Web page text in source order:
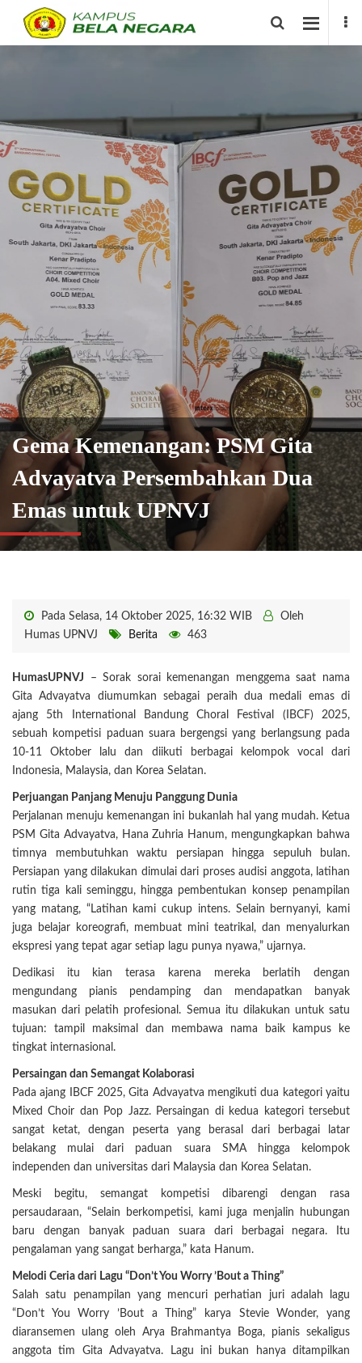
Gema Kemenangan: PSM Gita
Advayatva Persembahkan Dua
Emas untuk UPNVJ
Pada Selasa, 14 Oktober 2025, 16:32 WIB
Oleh
Humas UPNVJ
Berita 463
HumasUPNVJ – Sorak sorai kemenangan menggema saat nama
Gita Advayatva diumumkan sebagai peraih dua medali emas di
ajang 5th International Bandung Choral Festival (IBCF) 2025,
sebuah kompetisi paduan suara bergengsi yang berlangsung pada
10-11 Oktober lalu dan diikuti berbagai kelompok vocal dari
Indonesia, Malaysia, dan Korea Selatan.
Perjuangan Panjang Menuju Panggung Dunia
Perjalanan menuju kemenangan ini bukanlah hal yang mudah. Ketua
PSM Gita Advayatva, Hana Zuhria Hanum, mengungkapkan bahwa
timnya membutuhkan waktu persiapan hingga sepuluh bulan.
Persiapan yang dilakukan dimulai dari proses audisi anggota, latihan
rutin tiga kali seminggu, hingga pembentukan konsep penampilan
yang matang, “Latihan kami cukup intens. Selain bernyanyi, kami
juga belajar koreografi, membuat mini teatrikal, dan menyalurkan
ekspresi yang tepat agar setiap lagu punya nyawa,” ujarnya.
Dedikasi itu kian terasa karena mereka berlatih dengan
mengundang pianis pendamping dan mendapatkan banyak
masukan dari pelatih profesional. Semua itu dilakukan untuk satu
tujuan: tampil maksimal dan membawa nama baik kampus ke
tingkat internasional.
Persaingan dan Semangat Kolaborasi
Pada ajang IBCF 2025, Gita Advayatva mengikuti dua kategori yaitu
Mixed Choir dan Pop Jazz. Persaingan di kedua kategori tersebut
sangat ketat, dengan peserta yang berasal dari berbagai latar
belakang mulai dari paduan suara SMA hingga kelompok
independen dan universitas dari Malaysia dan Korea Selatan.
Meski begitu, semangat kompetisi dibarengi dengan rasa
persaudaraan, “Selain berkompetisi, kami juga menjalin hubungan
baru dengan banyak paduan suara dari berbagai negara. Itu
pengalaman yang sangat berharga,” kata Hanum.
Melodi Ceria dari Lagu “Don’t You Worry ’Bout a Thing”
Salah satu penampilan yang mencuri perhatian juri adalah lagu
“Don’t You Worry ’Bout a Thing” karya Stevie Wonder, yang
diaransemen ulang oleh Arya Brahmantya Boga, pianis sekaligus
anggota tim Gita Advayatva. Lagu ini bukan hanya ditampilkan